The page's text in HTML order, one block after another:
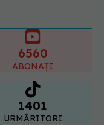
6560
ABONAȚI
1401
URMĂRITORI